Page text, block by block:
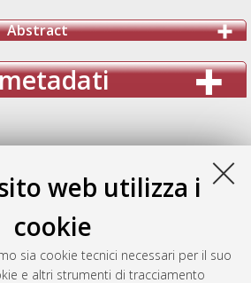
web utilizza i
cookie
sia cookie tecnici necessari per il suo
e altri strumenti di tracciamento
Abstract